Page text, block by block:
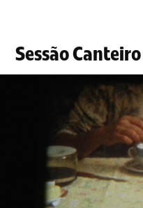
Sessão